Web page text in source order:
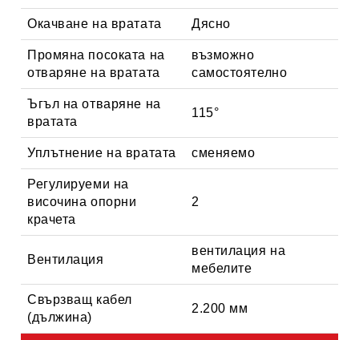
Окачване на вратата Дясно
Промяна посоката на
отваряне на вратата
възможно
самостоятелно
Ъгъл на отваряне на
вратата
115°
Уплътнение на вратата сменяемо
Регулируеми на
височина опорни
крачета
2
Вентилация
вентилация на
мебелите
Свързващ кабел
(дължина)
2.200 мм